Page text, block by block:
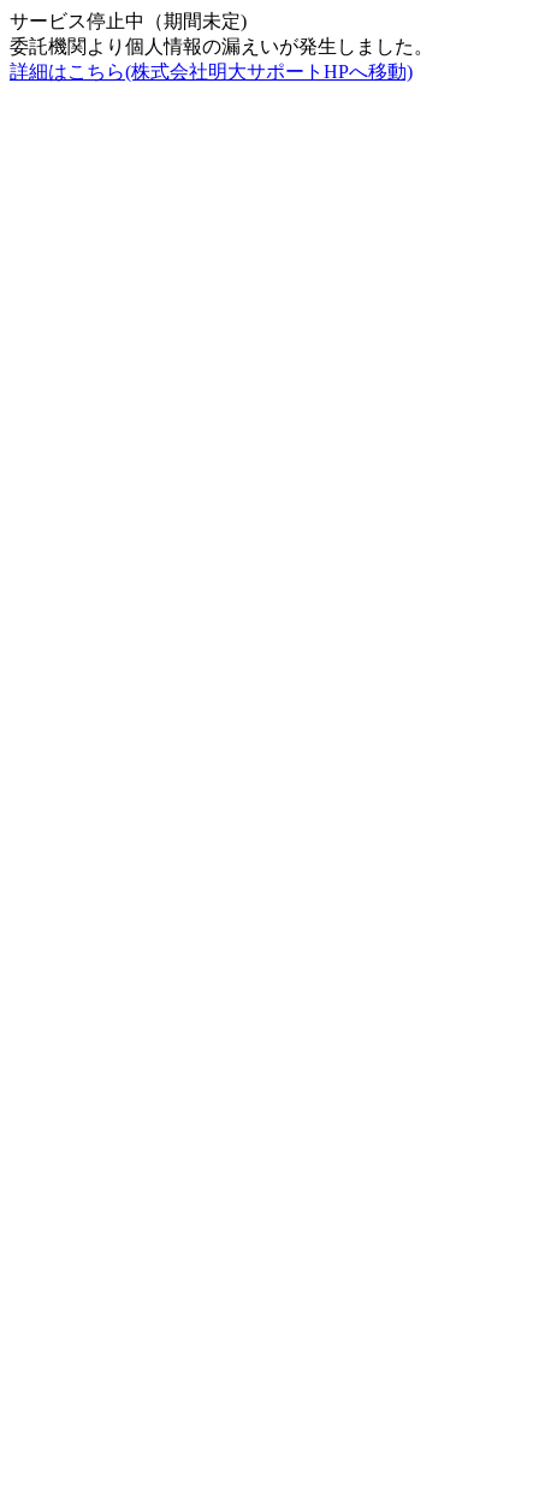
サービス停止中（期間未定)
委託機関より個人情報の漏えいが発生しました。
詳細はこちら(株式会社明大サポートHPへ移動)